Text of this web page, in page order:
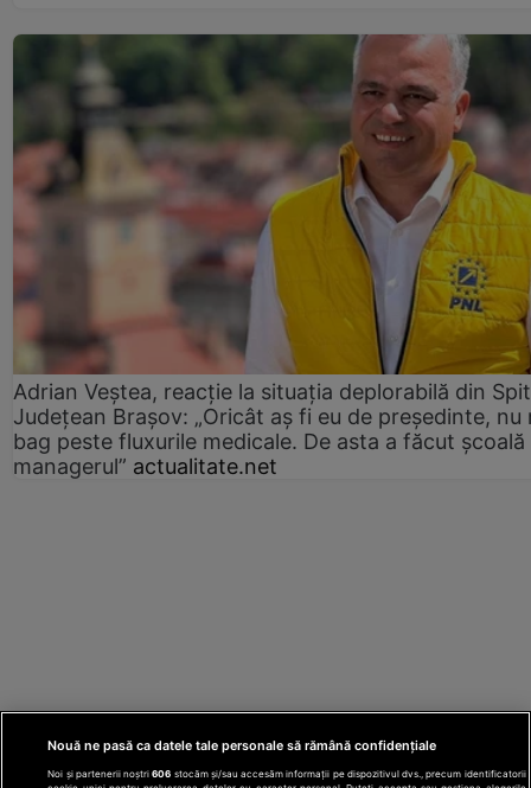
Adrian Veștea, reacție la situația deplorabilă din
Județean Brașov: „Oricât aș fi eu de președinte, nu
bag peste fluxurile medicale. De asta a făcut școală
managerul” actualitate.net
Nouă ne pasă ca datele tale personale să rămână confidențiale
Noi și partenerii noștri606 stocăm și/sau accesăm informații pe dispozitivul dvs., precum identificatorii